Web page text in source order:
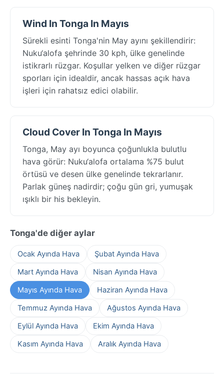
Wind In Tonga In Mayıs
Sürekli esinti Tonga'nin May ayını şekillendirir:
Nuku‘alofa şehrinde 30 kph, ülke genelinde
istikrarlı rüzgar. Koşullar yelken ve diğer rüzgar
sporları için idealdir, ancak hassas açık hava
işleri için rahatsız edici olabilir.
Cloud Cover In Tonga In Mayıs
Tonga, May ayı boyunca çoğunlukla bulutlu
hava görür: Nuku‘alofa ortalama %75 bulut
örtüsü ve desen ülke genelinde tekrarlanır.
Parlak güneş nadirdir; çoğu gün gri, yumuşak
ışıklı bir his bekleyin.
Tonga'de diğer aylar
Ocak Ayında Hava
Şubat Ayında Hava
Mart Ayında Hava
Nisan Ayında Hava
Mayıs Ayında Hava
Haziran Ayında Hava
Temmuz Ayında Hava
Ağustos Ayında Hava
Eylül Ayında Hava
Ekim Ayında Hava
Kasım Ayında Hava
Aralık Ayında Hava